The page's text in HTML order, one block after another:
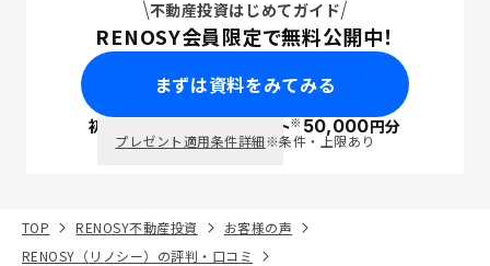
不動産投資はじめてガイド
RENOSY会員限定で無料公開中！
まずは資料をみてみる
初回面談で ポイント※50,000円分
プレゼント適用条件詳細※条件・上限あり
TOP RENOSY不動産投資
お客様の声
RENOSY（リノシー）の評判・口コミ